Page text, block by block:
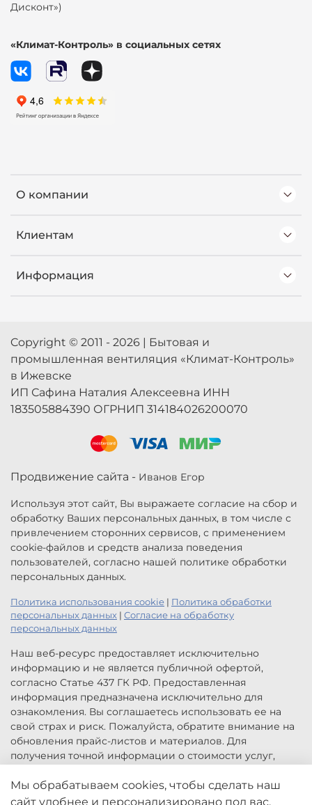
О компании
Клиентам
Информация
Дисконт»)
«Климат-Контроль» в социальных сетях
Copyright © 2011 - 2026 | Бытовая и
промышленная вентиляция «Климат-Контроль»
в Ижевске
ИП Сафина Наталия Алексеевна ИНН
183505884390 ОГРНИП 314184026200070
Продвижение сайта - Иванов Егор
Используя этот сайт, Вы выражаете согласие на сбор и
обработку Ваших персональных данных, в том числе с
привлечением сторонних сервисов, с применением
cookie-файлов и средств анализа поведения
пользователей, согласно нашей политике обработки
персональных данных.
Политика использования cookie | Политика обработки
персональных данных | Согласие на обработку
персональных данных
Наш веб-ресурс предоставляет исключительно
информацию и не является публичной офертой,
согласно Статье 437 ГК РФ. Предоставленная
информация предназначена исключительно для
ознакомления. Вы соглашаетесь использовать ее на
свой страх и риск. Пожалуйста, обратите внимание на
обновления прайс-листов и материалов. Для
получения точной информации о стоимости услуг,
заказа услуг заполните форму обратной связи.
Цены, указанные на сайте приведены как справочная
Мы обрабатываем cookies, чтобы сделать наш
сайт удобнее и персонализировано под вас.